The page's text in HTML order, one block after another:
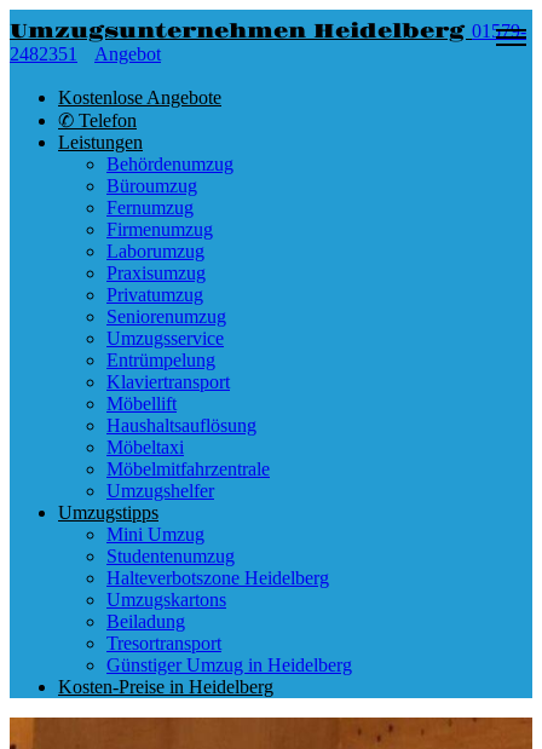
Umzugsunternehmen Heidelberg 01579-
2482351
Angebot
Kostenlose Angebote
✆ Telefon
Leistungen
Behördenumzug
Büroumzug
Fernumzug
Firmenumzug
Laborumzug
Praxisumzug
Privatumzug
Seniorenumzug
Umzugsservice
Entrümpelung
Klaviertransport
Möbellift
Haushaltsauflösung
Möbeltaxi
Möbelmitfahrzentrale
Umzugshelfer
Umzugstipps
Mini Umzug
Studentenumzug
Halteverbotszone Heidelberg
Umzugskartons
Beiladung
Tresortransport
Günstiger Umzug in Heidelberg
Kosten-Preise in Heidelberg